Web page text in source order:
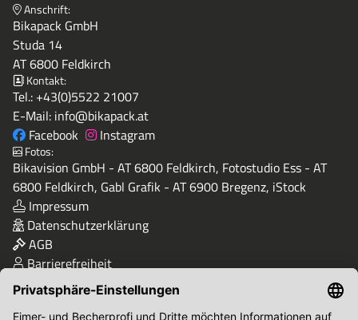
Anschrift:
Bikapack GmbH
Studa 14
AT 6800 Feldkirch
Kontakt:
Tel.: +43(0)5522 21007
E-Mail: info@bikapack.at
Facebook
Instagram
Fotos:
Bikavision GmbH - AT 6800 Feldkirch, Fotostudio Ess - AT
6800 Feldkirch, Gabl Grafik - AT 6900 Bregenz, iStock
Impressum
Datenschutzerklärung
AGB
Barrierefreiheit
Qualität & Sicherheit